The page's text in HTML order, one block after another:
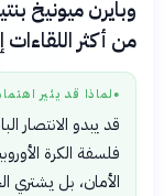
من أكثر اللقاءات
● لماذا قد يثير
قد يبدو الانتصار
فلسفة الكرة
الأمان، بل يشتري